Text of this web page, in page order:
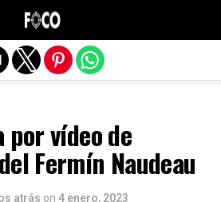
vídeo de
Fermín Naudeau
atrás on 4 enero, 2023
de la versión móvil